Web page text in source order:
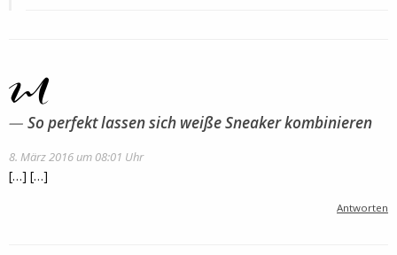
So perfekt lassen sich weiße Sneaker kombinieren
8. März 2016 um 08:01 Uhr
[…] […]
Antworten